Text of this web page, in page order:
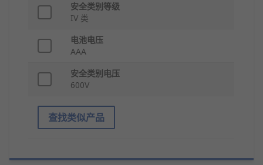
安全类别等级
IV 类
电池电压
AAA
安全类别电压
600V
查找类似产品